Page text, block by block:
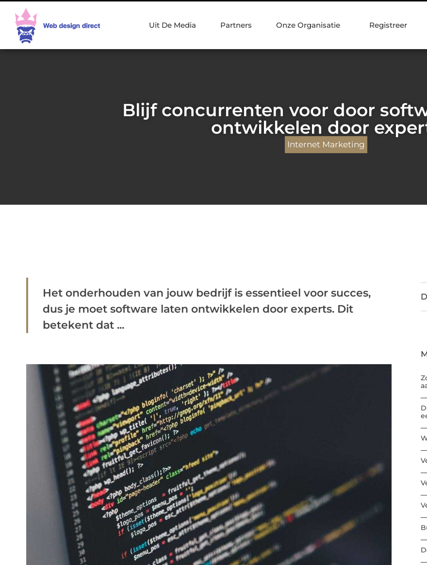
Uit De Media Partners Onze Organisatie Registreer
Blijf concurrenten voor door
ontwikkelen door
Internet Marketing
Het onderhouden van jouw bedrijf is essentieel voor succes,
dus je moet software laten ontwikkelen door experts. Dit
betekent dat ...